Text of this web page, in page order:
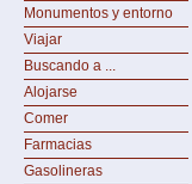
Monumentos y entorno
Viajar
Buscando a ...
Alojarse
Comer
Farmacias
Gasolineras